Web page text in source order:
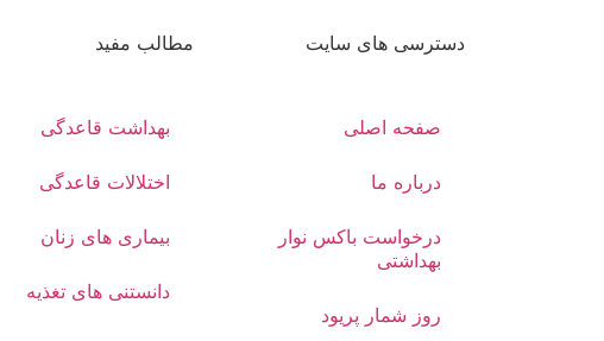
دسترسی های سایت
صفحه اصلی
درباره ما
درخواست باکس نوار
بهداشتی
روز شمار پریود
مطالب مفید
بهداشت قاعدگی
اختلالات قاعدگی
بیماری های زنان
دانستنی های تغذیه